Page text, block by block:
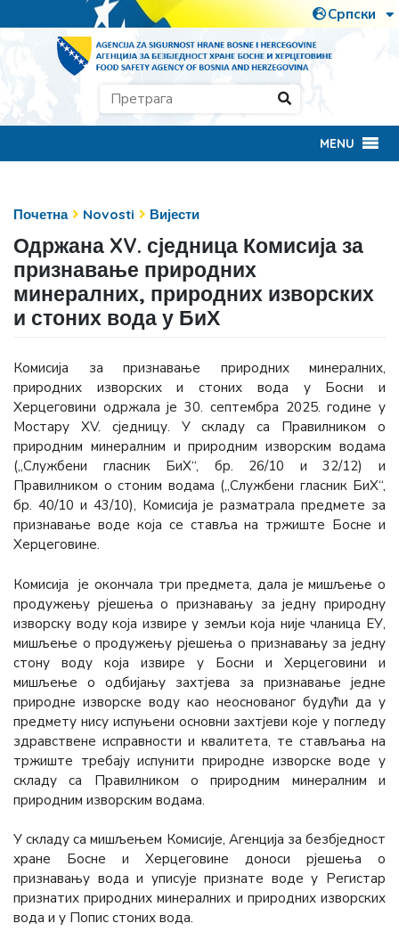
MENU
Почетна Novosti Вијести
Одржана XV. сједница Комисија за
признавање природних
минералних, природних изворских
и стоних вода у БиХ
Комисија за признавање природних минералних,
природних изворских и стоних вода у Босни и
Херцеговини одржала је 30. септембра 2025. године у
Мостару XV. сједницу. У складу са Правилником о
природним минералним и природним изворским водама
(„Службени гласник БиХ“, бр. 26/10 и 32/12) и
Правилником о стоним водама („Службени гласник БиХ“,
бр. 40/10 и 43/10), Комисија је разматрала предмете за
признавање воде која се ставља на тржиште Босне и
Херцеговине.
Комисија је окончала три предмета, дала је мишљење о
продужењу рјешења о признавању за једну природну
изворску воду која извире у земљи која није чланица ЕУ,
мишљење о продужењу рјешења о признавању за једну
стону воду која извире у Босни и Херцеговини и
мишљење о одбијању захтјева за признавање једне
природне изворске воду као неоснованог будући да у
предмету нису испуњени основни захтјеви које у погледу
здравствене исправности и квалитета, те стављања на
тржиште требају испунити природне изворске воде у
складу са Правилником о природним минералним и
природним изворским водама.
У складу са мишљењем Комисије, Агенција за безбједност
хране Босне и Херцеговине доноси рјешења о
признавању вода и уписује признате воде у Регистар
признатих природних минералних и природних изворских
вода и у Попис стоних вода.